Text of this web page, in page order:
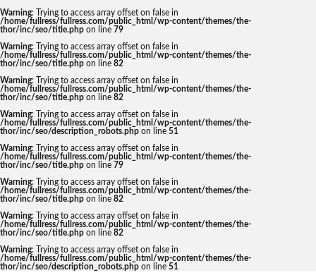
Warning: Trying to access array offset on false in
/home/fullress/fullress.com/public_html/wp-content/themes/the-
thor/inc/seo/title.php on line 79
Warning: Trying to access array offset on false in
/home/fullress/fullress.com/public_html/wp-content/themes/the-
thor/inc/seo/title.php on line 82
Warning: Trying to access array offset on false in
/home/fullress/fullress.com/public_html/wp-content/themes/the-
thor/inc/seo/title.php on line 82
Warning: Trying to access array offset on false in
/home/fullress/fullress.com/public_html/wp-content/themes/the-
thor/inc/seo/description_robots.php on line 51
Warning: Trying to access array offset on false in
/home/fullress/fullress.com/public_html/wp-content/themes/the-
thor/inc/seo/title.php on line 79
Warning: Trying to access array offset on false in
/home/fullress/fullress.com/public_html/wp-content/themes/the-
thor/inc/seo/title.php on line 82
Warning: Trying to access array offset on false in
/home/fullress/fullress.com/public_html/wp-content/themes/the-
thor/inc/seo/title.php on line 82
Warning: Trying to access array offset on false in
/home/fullress/fullress.com/public_html/wp-content/themes/the-
thor/inc/seo/description_robots.php on line 51